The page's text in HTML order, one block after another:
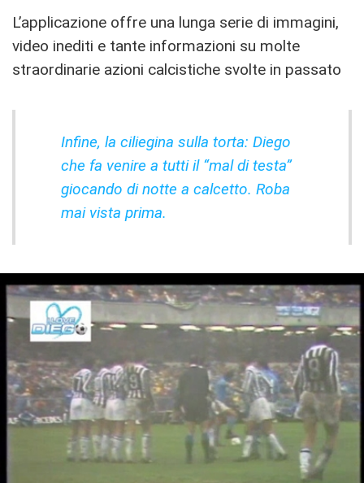
L’applicazione offre una lunga serie di immagini,
video inediti e tante informazioni su molte
straordinarie azioni calcistiche svolte in passato
Infine, la ciliegina sulla torta: Diego
che fa venire a tutti il “mal di testa”
giocando di notte a calcetto. Roba
mai vista prima.